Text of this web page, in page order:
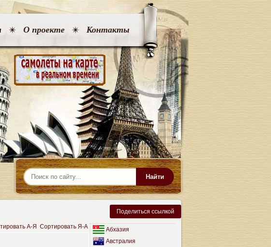
О проекте Контакты
Найти
Поделиться ссылкой
Абхазия
Австралия
A-Я Сортировать Я-А